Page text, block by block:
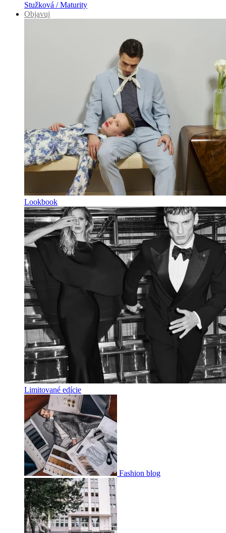
Stužková / Maturity
Objavuj
Lookbook
Limitované edície
Fashion blog